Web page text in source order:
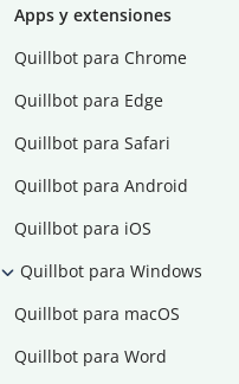
Apps y extensiones
Quillbot para Chrome
Quillbot para Edge
Quillbot para Safari
Quillbot para Android
Quillbot para iOS
Quillbot para Windows
Quillbot para macOS
Quillbot para Word